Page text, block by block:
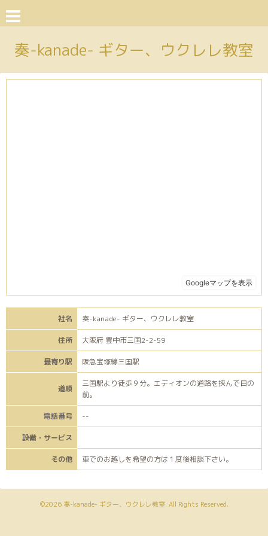
奏-kanade- ギター、ウクレレ教室
社名 奏-kanade- ギター、ウクレレ教室
住所 大阪府 豊中市三国2-2-59
最寄り駅 阪急宝塚線三国駅
道順
三国駅より徒歩９分。エディオンの道路を挟んで目の
前。
電話番号 --
設備・サービス
その他 車でのお越しを希望の方は１度後相談下さい。
©2026 奏-kanade- ギター、ウクレレ教室. All Rights Reserved.